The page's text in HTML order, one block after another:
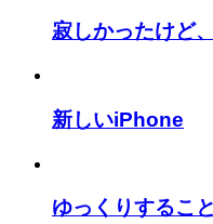
寂しかったけど
新しいiPhone
ゆっくりするこ